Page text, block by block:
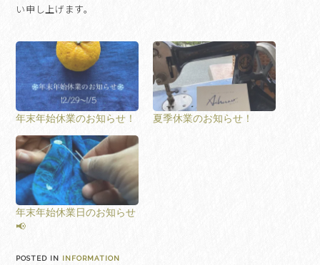
い申し上げます。
年末年始休業のお知らせ！ 夏季休業のお知らせ！
年末年始休業日のお知らせ
📢
POSTED IN INFORMATION